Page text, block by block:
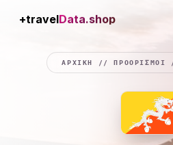
+travelConnection
ΑΡΧΙΚΉ //ΠΡΟΟΡΙΣΜΟΊ